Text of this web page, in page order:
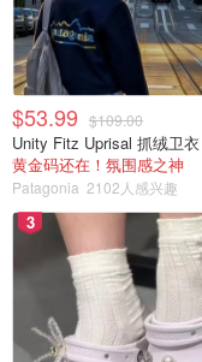
⭐️滋润度中上
⭐️吸收差了一点，需
肪粒。
⭐️抗初老的妹纸可以试
回购指数：3/5
Kiehl’s
$53.99 $109.00
Unity Fitz Uprisal 抓绒卫衣
黄金码还在！氛围感之神
Patagonia 2102人感兴趣
3